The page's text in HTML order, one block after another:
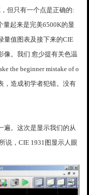
但只有一个点是正确的:
量起来是完美6500K的显
量值图表及接下来的CIE
像。我们 愈少提有关色温
the beginner mistake of o
，造成初学者犯错。没有
遍。这次是显示我们的从
说，CIE 1931图显示人眼